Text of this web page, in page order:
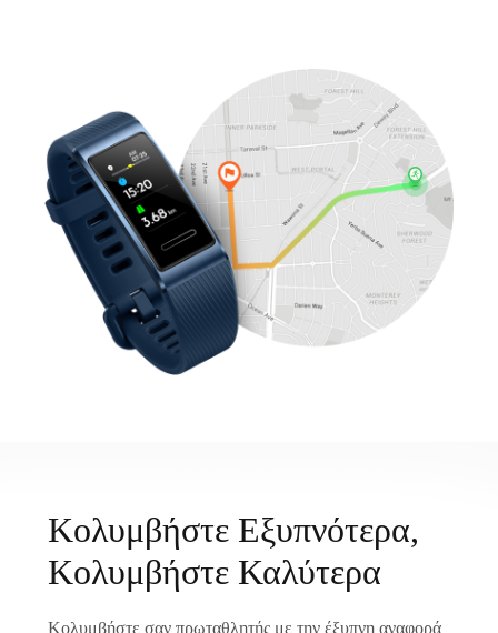
Κολυμβήστε Εξυπνότερα,
Κολυμβήστε Καλύτερα
Κολυμβήστε σαν πρωταθλητής με την έξυπνη αναφορά